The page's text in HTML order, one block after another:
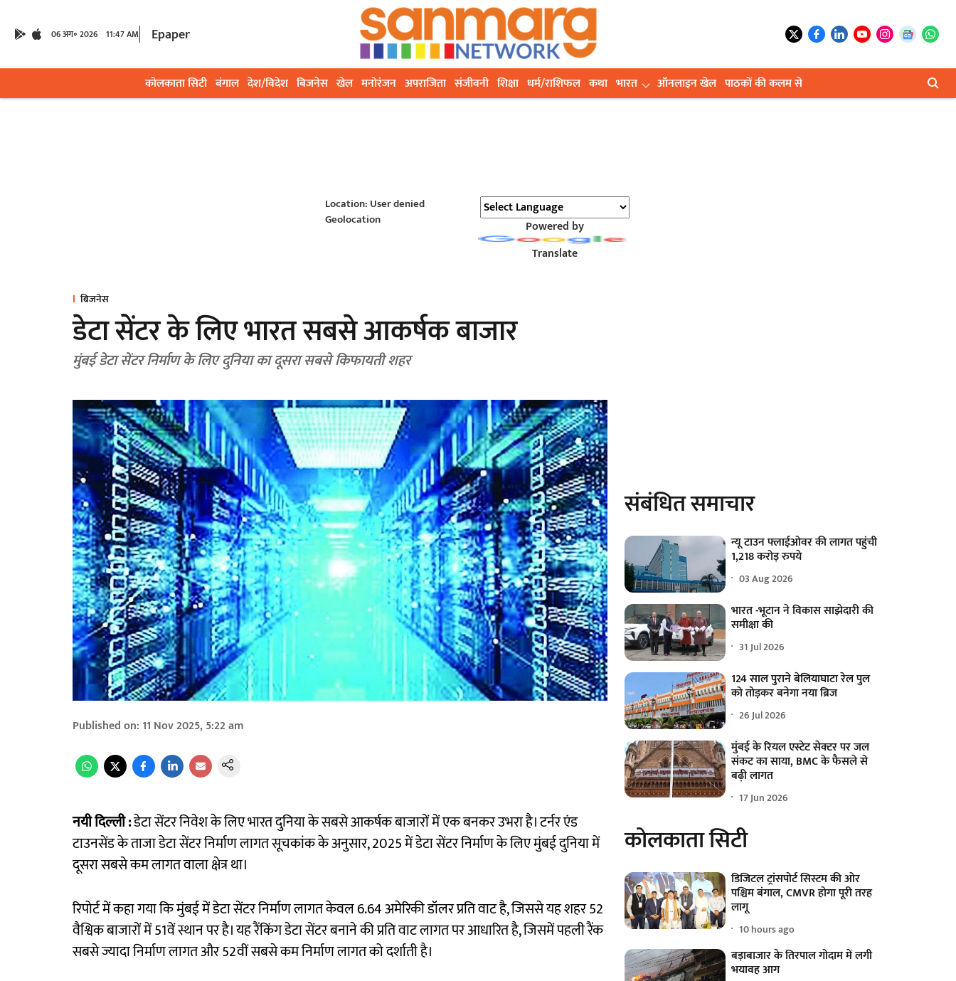
06 अग॰ 2026 11:47 AM Epaper
कोलकाता सिटी बंगाल देश/विदेश बिजनेस खेल मनोरंजन अपराजिता संजीवनी शिक्षा धर्म/राशिफल कथा भारत ऑनलाइन खेल पाठकों की कलम से
Location: User denied
Geolocation
Powered by
Translate
बिजनेस
डेटा सेंटर के लिए भारत सबसे आकर्षक बाजार
मुंबई डेटा सेंटर निर्माण के लिए दुनिया का दूसरा सबसे किफायती शहर
Published on: 11 Nov 2025, 5:22 am
नयी दिल्ली :डेटा सेंटर निवेश के लिए भारत दुनिया के सबसे आकर्षक बाजारों में एक बनकर उभरा है। टर्नर एंड
टाउनसेंड के ताजा डेटा सेंटर निर्माण लागत सूचकांक के अनुसार, 2025 में डेटा सेंटर निर्माण के लिए मुंबई दुनिया में
दूसरा सबसे कम लागत वाला क्षेत्र था।
रिपोर्ट में कहा गया कि मुंबई में डेटा सेंटर निर्माण लागत केवल 6.64 अमेरिकी डॉलर प्रति वाट है, जिससे यह शहर 52
वैश्विक बाजारों में 51वें स्थान पर है। यह रैंकिंग डेटा सेंटर बनाने की प्रति वाट लागत पर आधारित है, जिसमें पहली रैंक
सबसे ज्यादा निर्माण लागत और 52वीं सबसे कम निर्माण लागत को दर्शाती है।
संबंधित समाचार
न्यू टाउन फ्लाईओवर की लागत पहुंची
1,218 करोड़ रुपये
03 Aug 2026
भारत -भूटान ने विकास साझेदारी की
समीक्षा की
31 Jul 2026
124 साल पुराने बेलियाघाटा रेल पुल
को तोड़कर बनेगा नया ब्रिज
26 Jul 2026
मुंबई के रियल एस्टेट सेक्टर पर जल
संकट का साया, BMC के फैसले से
बढ़ी लागत
17 Jun 2026
कोलकाता सिटी
डिजिटल ट्रांसपोर्ट सिस्टम की ओर
पश्चिम बंगाल, CMVR होगा पूरी तरह
लागू
10 hours ago
बड़ाबाजार के तिरपाल गोदाम में लगी
भयावह आग